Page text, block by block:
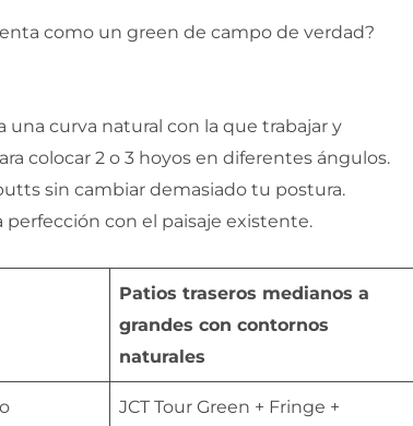
como un green de campo de verdad?
una curva natural con la que trabajar y
colocar 2 o 3 hoyos en diferentes ángulos.
sin cambiar demasiado tu postura.
perfección con el paisaje existente.
Patios traseros medianos a
grandes con contornos
naturales
JCT Tour Green + Fringe +